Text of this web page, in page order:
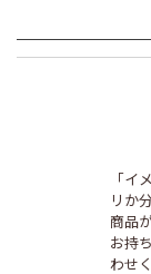
「イ
リか
商品
お持
わせ